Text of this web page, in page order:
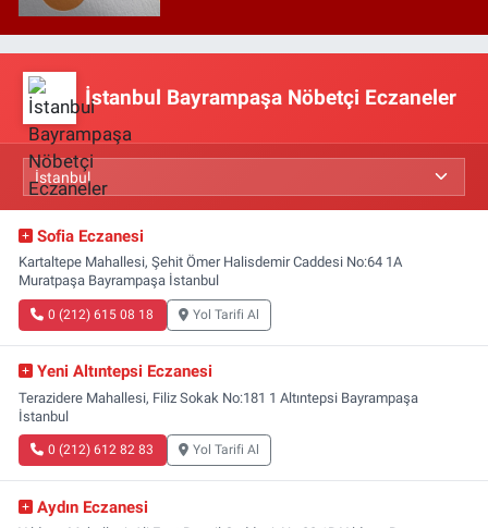
İstanbul Bayrampaşa Nöbetçi Eczaneler
Sofia Eczanesi
Kartaltepe Mahallesi, Şehit Ömer Halisdemir Caddesi No:64 1A
Muratpaşa Bayrampaşa İstanbul
0 (212) 615 08 18 Yol Tarifi Al
Yeni Altıntepsi Eczanesi
Terazidere Mahallesi, Filiz Sokak No:181 1 Altıntepsi Bayrampaşa
İstanbul
0 (212) 612 82 83 Yol Tarifi Al
Aydın Eczanesi